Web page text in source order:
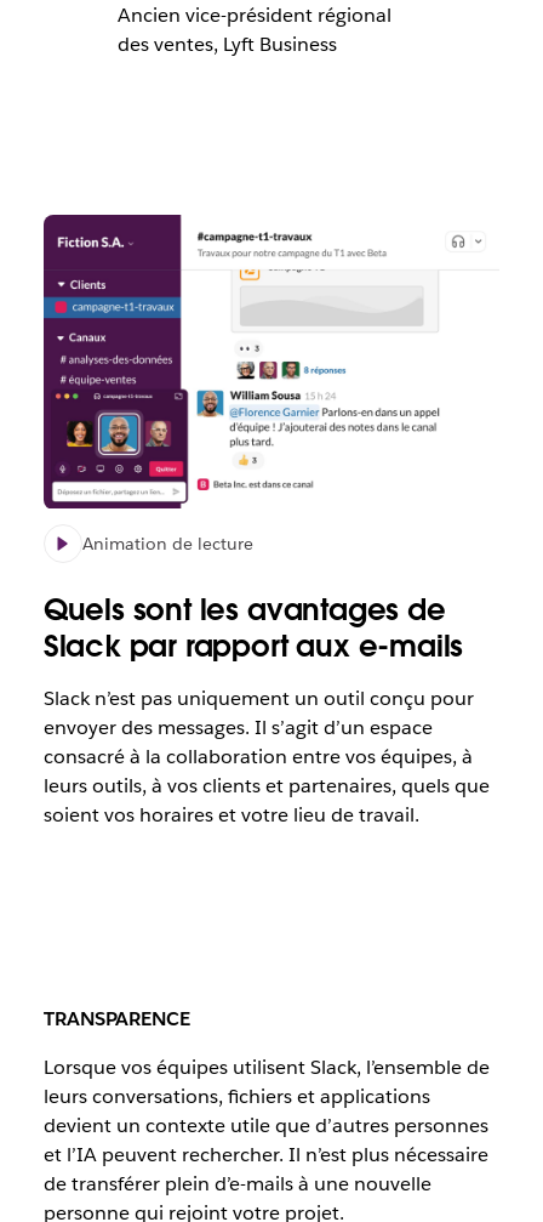
Ancien vice-président régional
des ventes, Lyft Business
Animation de lecture
Quels sont les avantages de
Slack par rapport aux e-mails
Slack n’est pas uniquement un outil conçu pour
envoyer des messages. Il s’agit d’un espace
consacré à la collaboration entre vos équipes, à
leurs outils, à vos clients et partenaires, quels que
soient vos horaires et votre lieu de travail.
TRANSPARENCE
Lorsque vos équipes utilisent Slack, l’ensemble de
leurs conversations, fichiers et applications
devient un contexte utile que d’autres personnes
et l’IA peuvent rechercher. Il n’est plus nécessaire
de transférer plein d’e-mails à une nouvelle
personne qui rejoint votre projet.